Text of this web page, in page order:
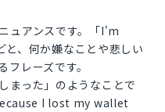
ュアンスです。「I'm
、何か嫌なことや悲しい
レーズです。
まった」のようなことで
I lost my wallet